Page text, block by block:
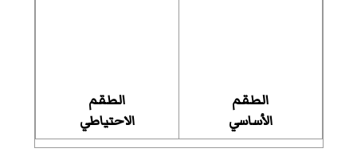
الطقم
الأساسي
الطقم
الاحتياطي